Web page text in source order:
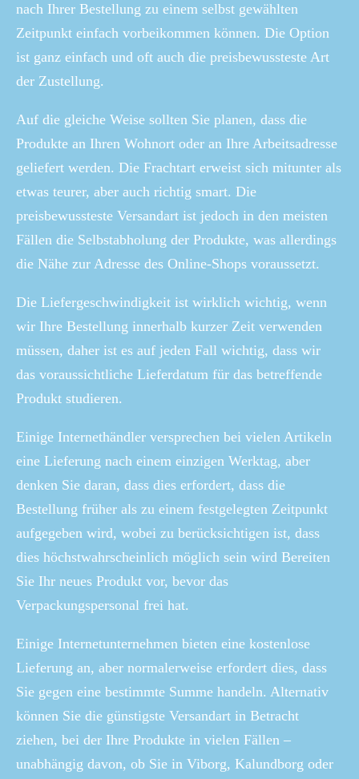
nach Ihrer Bestellung zu einem selbst gewählten
Zeitpunkt einfach vorbeikommen können. Die Option
ist ganz einfach und oft auch die preisbewussteste Art
der Zustellung.
Auf die gleiche Weise sollten Sie planen, dass die
Produkte an Ihren Wohnort oder an Ihre Arbeitsadresse
geliefert werden. Die Frachtart erweist sich mitunter als
etwas teurer, aber auch richtig smart. Die
preisbewussteste Versandart ist jedoch in den meisten
Fällen die Selbstabholung der Produkte, was allerdings
die Nähe zur Adresse des Online-Shops voraussetzt.
Die Liefergeschwindigkeit ist wirklich wichtig, wenn
wir Ihre Bestellung innerhalb kurzer Zeit verwenden
müssen, daher ist es auf jeden Fall wichtig, dass wir
das voraussichtliche Lieferdatum für das betreffende
Produkt studieren.
Einige Internethändler versprechen bei vielen Artikeln
eine Lieferung nach einem einzigen Werktag, aber
denken Sie daran, dass dies erfordert, dass die
Bestellung früher als zu einem festgelegten Zeitpunkt
aufgegeben wird, wobei zu berücksichtigen ist, dass
dies höchstwahrscheinlich möglich sein wird Bereiten
Sie Ihr neues Produkt vor, bevor das
Verpackungspersonal frei hat.
Einige Internetunternehmen bieten eine kostenlose
Lieferung an, aber normalerweise erfordert dies, dass
Sie gegen eine bestimmte Summe handeln. Alternativ
können Sie die günstigste Versandart in Betracht
ziehen, bei der Ihre Produkte in vielen Fällen –
unabhängig davon, ob Sie in Viborg, Kalundborg oder